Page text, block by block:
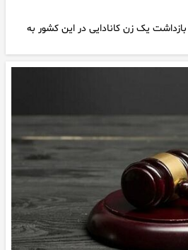
یک زن کانادایی در این کشور به